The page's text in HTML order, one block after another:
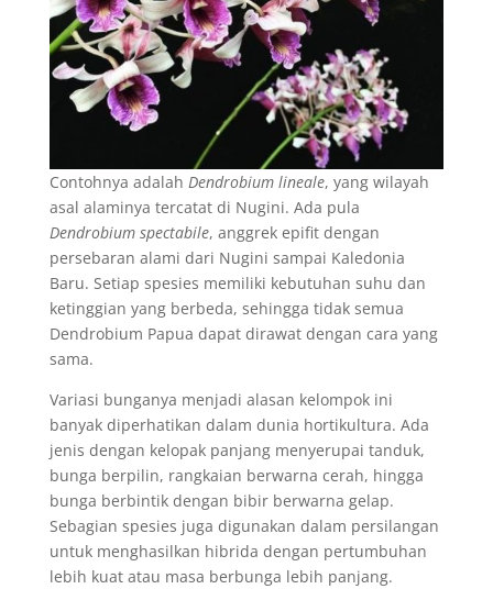
Contohnya adalah Dendrobium lineale, yang wilayah
asal alaminya tercatat di Nugini. Ada pula
Dendrobium spectabile, anggrek epifit dengan
persebaran alami dari Nugini sampai Kaledonia
Baru. Setiap spesies memiliki kebutuhan suhu dan
ketinggian yang berbeda, sehingga tidak semua
Dendrobium Papua dapat dirawat dengan cara yang
sama.
Variasi bunganya menjadi alasan kelompok ini
banyak diperhatikan dalam dunia hortikultura. Ada
jenis dengan kelopak panjang menyerupai tanduk,
bunga berpilin, rangkaian berwarna cerah, hingga
bunga berbintik dengan bibir berwarna gelap.
Sebagian spesies juga digunakan dalam persilangan
untuk menghasilkan hibrida dengan pertumbuhan
lebih kuat atau masa berbunga lebih panjang.